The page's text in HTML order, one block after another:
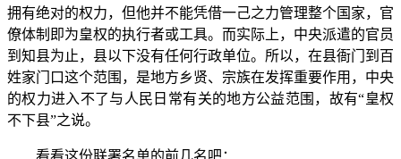
拥有绝对的权力，但他并不能凭借一己之力管理整个国家，官
僚体制即为皇权的执行者或工具。而实际上，中央派遣的官员
到知县为止，县以下没有任何行政单位。所以，在县衙门到百
姓家门口这个范围，是地方乡贤、宗族在发挥重要作用，中央
的权力进入不了与人民日常有关的地方公益范围，故有“皇权
不下县”之说。
看看这份联署名单的前几名吧：